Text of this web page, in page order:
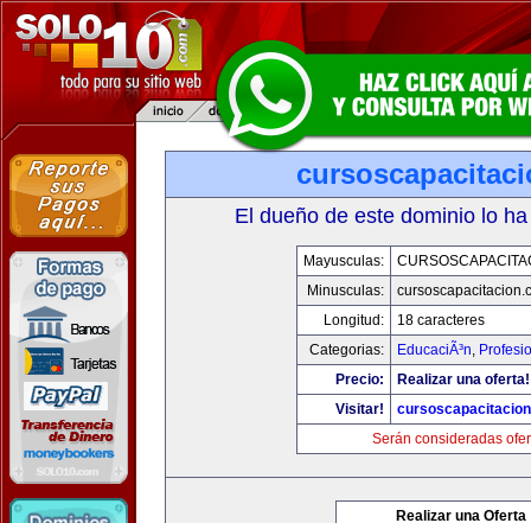
El dueño de este dominio lo
Mayusculas:
Minusculas:
Longitud:
18 caracteres
Categorias:
EducaciÃ³n,
Precio:
Realizar una oferta!
Visitar!
Serán consideradas
Realizar una Oferta